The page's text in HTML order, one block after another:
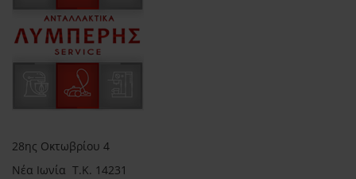
28ης Οκτωβρίου 4
Νέα Ιωνία Τ.Κ. 14231